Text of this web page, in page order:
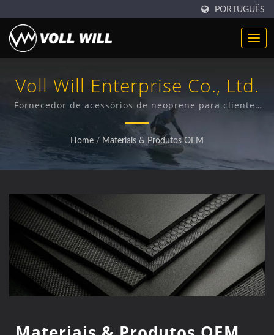
PORTUGUÊS
Voll Will Enterprise Co., Ltd.
Fornecedor de acessórios de neoprene para clientes
globais
Home / Materiais & Produtos OEM